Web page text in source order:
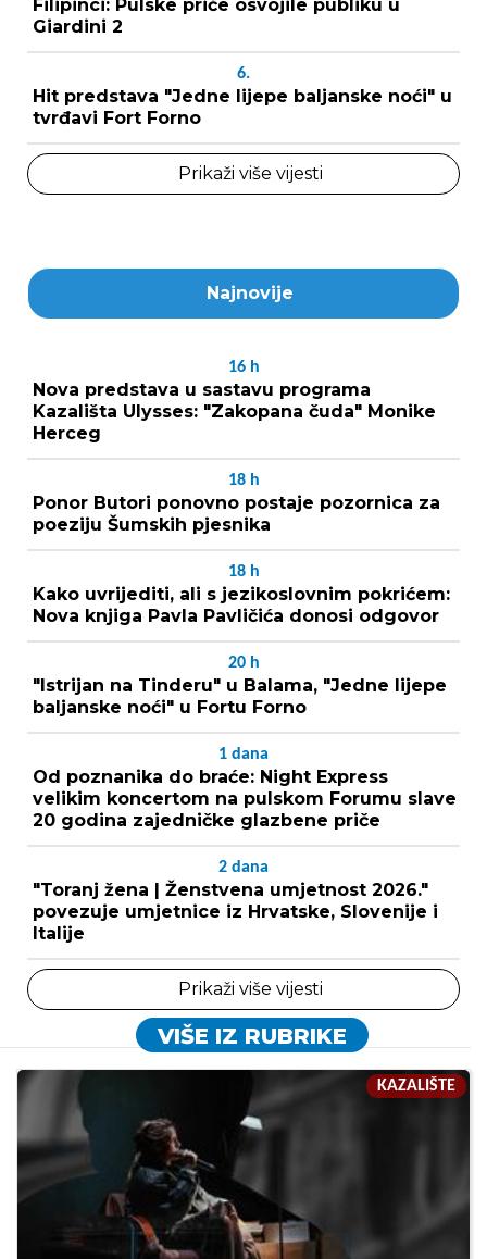
Filipinci: Pulske priče osvojile publiku u
Giardini 2
6.
Hit predstava "Jedne lijepe baljanske noći" u
tvrđavi Fort Forno
Prikaži više vijesti
Najnovije
16 h
Nova predstava u sastavu programa
Kazališta Ulysses: "Zakopana čuda" Monike
Herceg
18 h
Ponor Butori ponovno postaje pozornica za
poeziju Šumskih pjesnika
18 h
Kako uvrijediti, ali s jezikoslovnim pokrićem:
Nova knjiga Pavla Pavličića donosi odgovor
20 h
"Istrijan na Tinderu" u Balama, "Jedne lijepe
baljanske noći" u Fortu Forno
1 dana
Od poznanika do braće: Night Express
velikim koncertom na pulskom Forumu slave
20 godina zajedničke glazbene priče
2 dana
"Toranj žena | Ženstvena umjetnost 2026."
povezuje umjetnice iz Hrvatske, Slovenije i
Italije
Prikaži više vijesti
VIŠE IZ RUBRIKE
KAZALIŠTE